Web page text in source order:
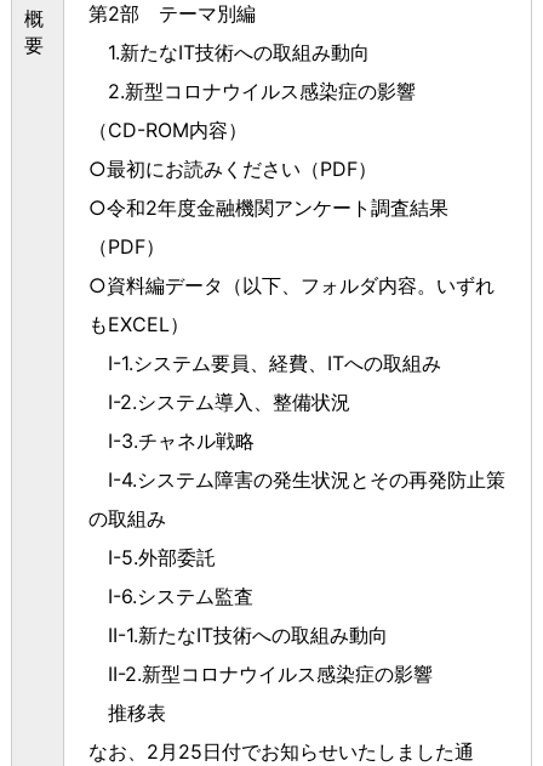
概
要
第2部 テーマ別編
1.新たなIT技術への取組み動向
2.新型コロナウイルス感染症の影響
（CD-ROM内容）
○最初にお読みください（PDF）
○令和2年度金融機関アンケート調査結果
（PDF）
○資料編データ（以下、フォルダ内容。いずれ
もEXCEL）
I-1.システム要員、経費、 ITへの取組み
I-2.システム導入、整備状況
I-3.チャネル戦略
I-4.システム障害の発生状況とその再発防止策
の取組み
I-5.外部委託
I-6.システム監査
II-1.新たなIT技術への取組み動向
II-2.新型コロナウイルス感染症の影響
推移表
なお、2月25日付でお知らせいたしました通